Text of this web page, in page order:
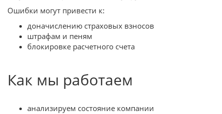
Ошибки могут привести к:
доначислению страховых взносов
штрафам и пеням
блокировке расчетного счета
Как мы работаем
анализируем состояние компании